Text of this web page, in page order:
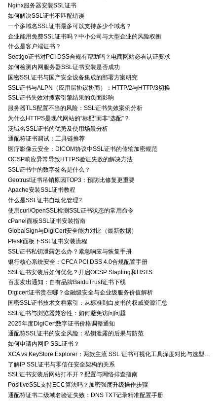
Nginx服务器安装SSL证书
如何解决SSL证书不匹配错误
一个多域名SSL证书最多可以支持多少个域名？
企业能用免费SSL证书吗？中小公司与大型企业的风险权衡
什么是客户端证书？
Sectigo证书对PCI DSS合规有帮助吗？电商网站必看认证要求
如何检测内网服务器SSL证书安装是否成功
国密SSL证书与国产安全设备集成的部署方案研究
SSL证书与ALPN（应用层协议协商）：HTTP/2与HTTP/3切换
SSL证书失效对搜索引擎结果的负面影响
服务器TLS配置不当的风险：SSL证书失效案例分析
为什么HTTPS是现代网站的“标配”而非“选配”？
泛域名SSL证书的优势及使用场景分析
通配符证书调试：工具链推荐
医疗影像云安全：DICOM协议中SSL证书的传输加密规范
OCSP响应异常导致HTTPS验证失败的解决方法
SSL证书中的数字签名是什么？
Geotrust证书吊销原因TOP3：预防比修复更重要
Apache安装SSL证书教程
什么是SSL证书自动化管理?
使用curl/OpenSSL检测SSL证书状态的常用命令
cPanel面板SSL证书安装指南
GlobalSign与DigiCert安全能力对比（最新数据）
Plesk面板下SSL证书安装流程
SSL证书私钥泄露怎么办？紧急响应与恢复手册
银行核心系统安全：CFCA PCI DSS 4.0合规配置手册
SSL证书安装后如何优化？开启OCSP Stapling和HSTS
百度发出通知：自有品牌BaiduTrust证书下线
Digicert证书贵在哪？金融级安全与企业级服务价值解析
国密SSL证书技术文档索引：从标准到白皮书的权威资源汇总
SSL证书与浏览器兼容性：如何避免访问问题
2025年度DigiCert数字证书价格调整通知
通配符SSL证书的安全风险：私钥泄露的后果与防范
如何申请内网IP SSL证书？
XCA vs KeyStore Explorer：两款主流 SSL 证书可视化工具深度对比与选型指南
了解IP SSL证书与零信任安全架构的关系
SSL证书安装后网站打不开？配置与网络排查指南
PositiveSSL支持ECC算法吗？加密强度升级操作步骤
通配符证书二级域名验证失败：DNS TXT记录精准配置手册